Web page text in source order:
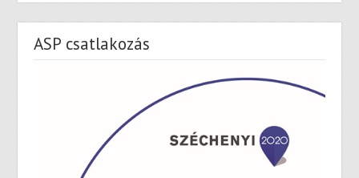
ASP csatlakozás